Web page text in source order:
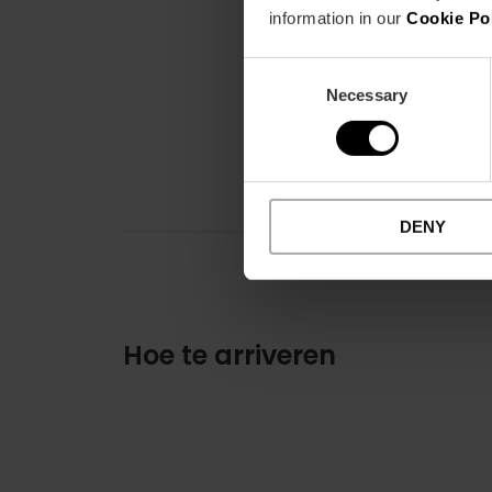
information in our Cookie
Necessary
DENY
Hoe te arriveren